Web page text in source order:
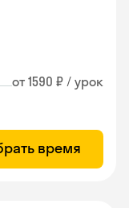
от 1590 ₽ / урок
время